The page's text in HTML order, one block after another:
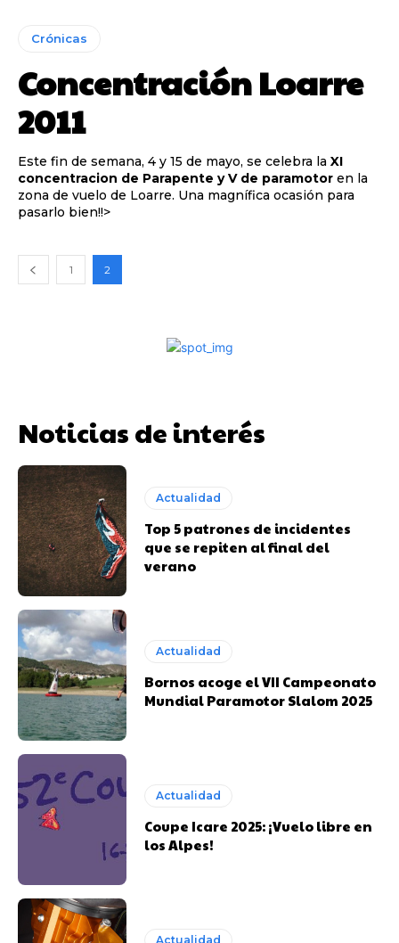
Crónicas
Concentración Loarre
2011
Este fin de semana, 4 y 15 de mayo, se celebra la XI
concentracion de Parapente y V de paramotor en la
zona de vuelo de Loarre. Una magnífica ocasión para
pasarlo bien!!>
1 2
Noticias de interés
Actualidad
Top 5 patrones de incidentes
que se repiten al final del
verano
Actualidad
Bornos acoge el VII Campeonato
Mundial Paramotor Slalom 2025
Actualidad
Coupe Icare 2025: ¡Vuelo libre en
los Alpes!
Actualidad